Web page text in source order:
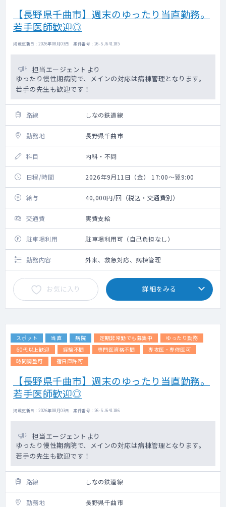
【長野県千曲市】週末のゆったり当直勤務。
若手医師歓迎◎
掲載更新日 : 2026年08月03日 案件番号 : 26-SJ641185
担当エージェントより
ゆったり慢性期病院で、メインの対応は病棟管理となります。
若手の先生も歓迎です！
路線 しなの鉄道線
勤務地 長野県千曲市
科目 内科・不問
日程/時間 2026年9月11日（金） 17:00～翌9:00
給与 40,000円/回（税込・交通費別）
交通費 実費支給
駐車場利用 駐車場利用可（自己負担なし）
勤務内容 外来、救急対応、病棟管理
お気に入り 詳細をみる
スポット 当直 病院 定期非常勤でも募集中
ゆったり勤務
60代以上歓迎
経験不問 専門医資格不問
専攻医・専修医可
時間調整可
宿日直許可
【長野県千曲市】週末のゆったり当直勤務。
若手医師歓迎◎
掲載更新日 : 2026年08月03日 案件番号 : 26-SJ641186
担当エージェントより
ゆったり慢性期病院で、メインの対応は病棟管理となります。
若手の先生も歓迎です！
路線 しなの鉄道線
勤務地 長野県千曲市